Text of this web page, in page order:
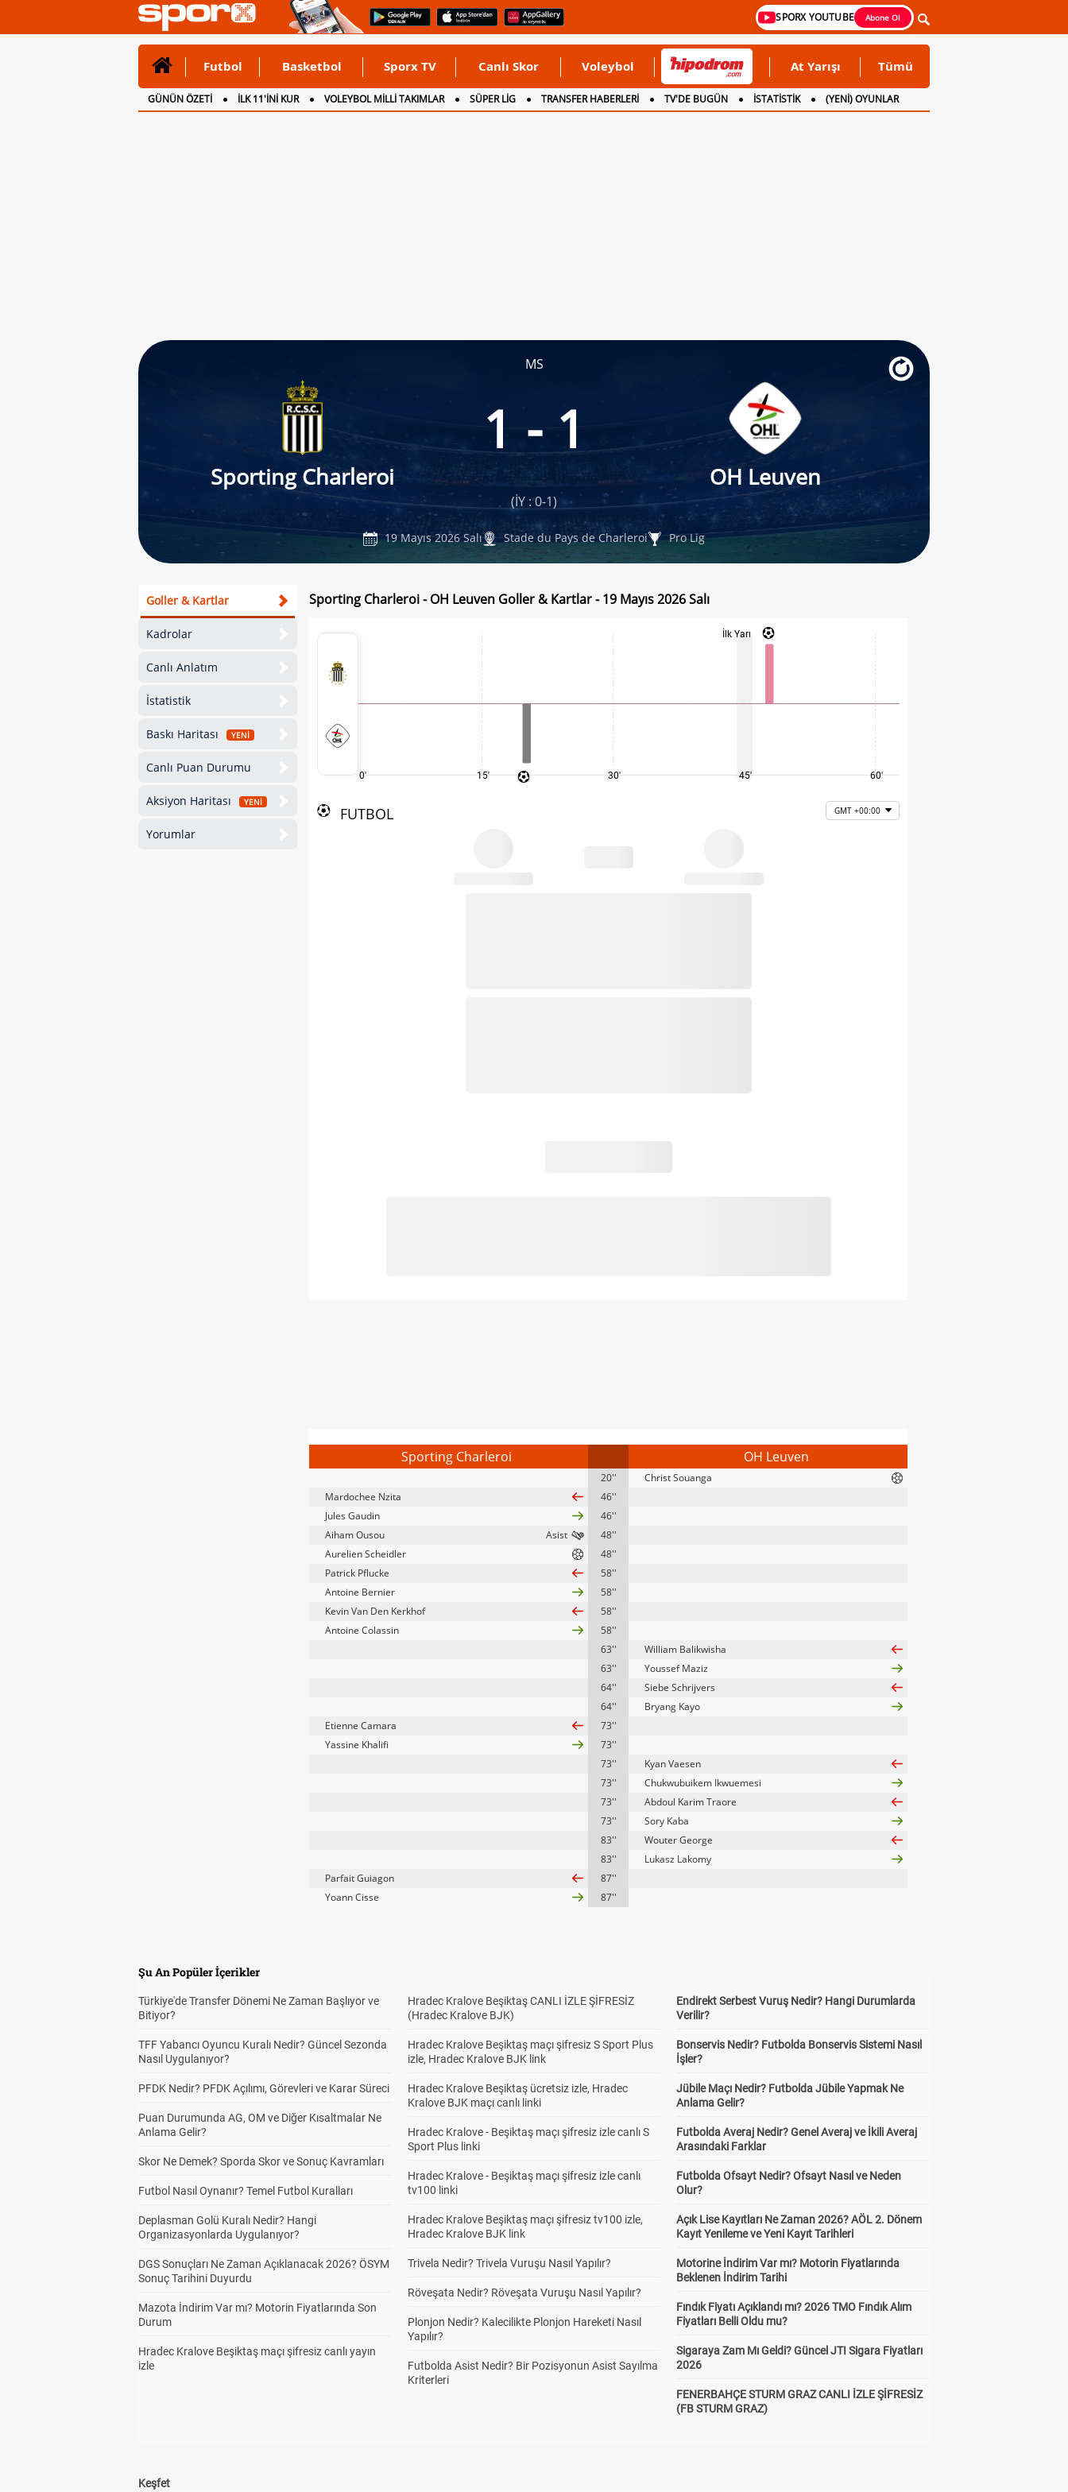
SPORX YOUTUBE Abone Ol
Futbol Basketbol Sporx TV Canlı Skor Voleybol At Yarışı Tümü
GÜNÜN ÖZETİ İLK 11'İNİ KUR VOLEYBOL MİLLİ TAKIMLAR SÜPER LİG TRANSFER HABERLERİ TV'DE BUGÜN İSTATİSTİK
(YENİ) OYUNLAR
CANLI ANLATIM
İNGİLTERE
MS
Sporting Charleroi
1 - 1
OH Leuven
(İY : 0-1)
19 Mayıs 2026 Salı Stade du Pays de Charleroi Pro Lig
Goller & Kartlar
Kadrolar
Canlı Anlatım
İstatistik
Baskı Haritası YENİ
Canlı Puan Durumu
Aksiyon Haritası YENİ
Yorumlar
Sporting Charleroi - OH Leuven Goller & Kartlar - 19 Mayıs 2026 Salı
0' 15' 30'
İlk Yarı
45' 60'
FUTBOL GMT +00:00
Sporting Charleroi OH Leuven
20''
Christ Souanga
Mardochee Nzita
46''
Jules Gaudin
46''
Aiham Ousou
48''
Aurelien Scheidler
48''
Patrick Pflucke
58''
Antoine Bernier
58''
Kevin Van Den Kerkhof
58''
Antoine Colassin
58''
63''
William Balikwisha
63''
Youssef Maziz
64''
Siebe Schrijvers
64''
Bryang Kayo
Etienne Camara
73''
Yassine Khalifi
73''
73''
Kyan Vaesen
73''
Chukwubuikem Ikwuemesi
73''
Abdoul Karim Traore
73''
Sory Kaba
83''
Wouter George
83''
Lukasz Lakomy
Parfait Guiagon
87''
Yoann Cisse
87''
Şu An Popüler İçerikler
Türkiye'de Transfer Dönemi Ne Zaman Başlıyor ve
Bitiyor?
TFF Yabancı Oyuncu Kuralı Nedir? Güncel Sezonda
Nasıl Uygulanıyor?
PFDK Nedir? PFDK Açılımı, Görevleri ve Karar Süreci
Puan Durumunda AG, OM ve Diğer Kısaltmalar Ne
Anlama Gelir?
Skor Ne Demek? Sporda Skor ve Sonuç Kavramları
Futbol Nasıl Oynanır? Temel Futbol Kuralları
Deplasman Golü Kuralı Nedir? Hangi
Organizasyonlarda Uygulanıyor?
DGS Sonuçları Ne Zaman Açıklanacak 2026? ÖSYM
Sonuç Tarihini Duyurdu
Mazota İndirim Var mı? Motorin Fiyatlarında Son
Durum
Hradec Kralove Beşiktaş maçı şifresiz canlı yayın
izle
Hradec Kralove Beşiktaş CANLI İZLE ŞİFRESİZ
(Hradec Kralove BJK)
Hradec Kralove Beşiktaş maçı şifresiz S Sport Plus
izle, Hradec Kralove BJK link
Hradec Kralove Beşiktaş ücretsiz izle, Hradec
Kralove BJK maçı canlı linki
Hradec Kralove - Beşiktaş maçı şifresiz izle canlı S
Sport Plus linki
Hradec Kralove - Beşiktaş maçı şifresiz izle canlı
tv100 linki
Hradec Kralove Beşiktaş maçı şifresiz tv100 izle,
Hradec Kralove BJK link
Trivela Nedir? Trivela Vuruşu Nasıl Yapılır?
Röveşata Nedir? Röveşata Vuruşu Nasıl Yapılır?
Plonjon Nedir? Kalecilikte Plonjon Hareketi Nasıl
Yapılır?
Futbolda Asist Nedir? Bir Pozisyonun Asist Sayılma
Kriterleri
Endirekt Serbest Vuruş Nedir? Hangi Durumlarda
Verilir?
Bonservis Nedir? Futbolda Bonservis Sistemi Nasıl
İşler?
Jübile Maçı Nedir? Futbolda Jübile Yapmak Ne
Anlama Gelir?
Futbolda Averaj Nedir? Genel Averaj ve İkili Averaj
Arasındaki Farklar
Futbolda Ofsayt Nedir? Ofsayt Nasıl ve Neden
Olur?
Açık Lise Kayıtları Ne Zaman 2026? AÖL 2. Dönem
Kayıt Yenileme ve Yeni Kayıt Tarihleri
Motorine İndirim Var mı? Motorin Fiyatlarında
Beklenen İndirim Tarihi
Fındık Fiyatı Açıklandı mı? 2026 TMO Fındık Alım
Fiyatları Belli Oldu mu?
Sigaraya Zam Mı Geldi? Güncel JTI Sigara Fiyatları
2026
FENERBAHÇE STURM GRAZ CANLI İZLE ŞİFRESİZ
(FB STURM GRAZ)
Keşfet